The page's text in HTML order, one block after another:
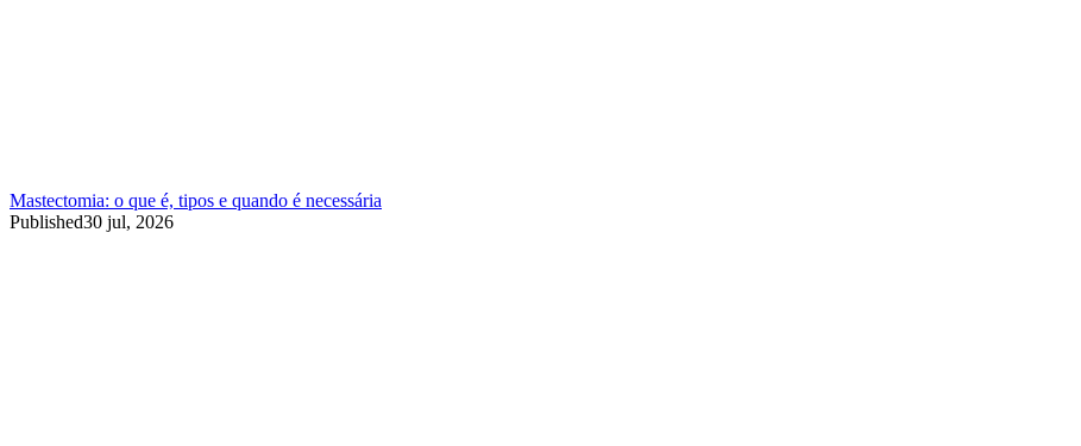
Mastectomia: o que é, tipos e quando é necessária
Published30 jul, 2026